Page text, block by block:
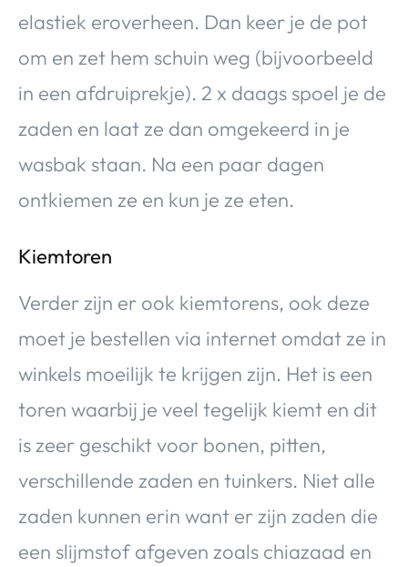
elastiek eroverheen. Dan keer je de pot
om en zet hem schuin weg (bijvoorbeeld
in een afdruiprekje). 2 x daags spoel je de
zaden en laat ze dan omgekeerd in je
wasbak staan. Na een paar dagen
ontkiemen ze en kun je ze eten.
Kiemtoren
Verder zijn er ook kiemtorens, ook deze
moet je bestellen via internet omdat ze in
winkels moeilijk te krijgen zijn. Het is een
toren waarbij je veel tegelijk kiemt en dit
is zeer geschikt voor bonen, pitten,
verschillende zaden en tuinkers. Niet alle
zaden kunnen erin want er zijn zaden die
een slijmstof afgeven zoals chiazaad en